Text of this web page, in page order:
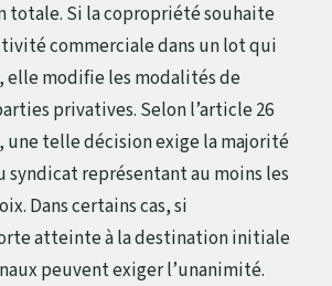
totale. Si la copropriété souhaite
commerciale dans un lot qui
elle modifie les modalités de
privatives. Selon l’article 26
une telle décision exige la majorité
syndicat représentant au moins les
Dans certains cas, si
atteinte à la destination initiale
peuvent exiger l’unanimité.